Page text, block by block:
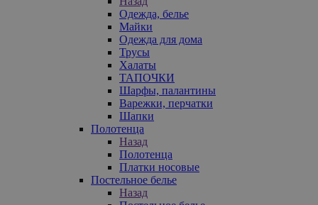
Одежда, белье
Майки
Одежда для дома
Трусы
Халаты
ТАПОЧКИ
Шарфы, палантины
Варежки, перчатки
Шапки
Полотенца
Назад
Полотенца
Платки носовые
Постельное белье
Назад